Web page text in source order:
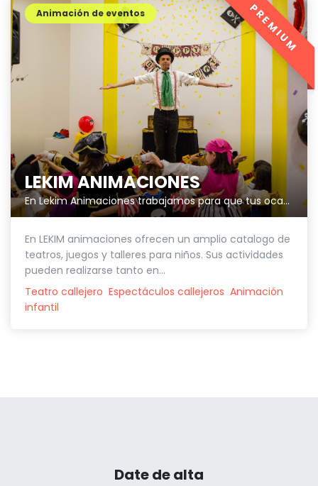
LEKIM ANIMACIONES
En Lekim Animaciones trabajamos para que tus ocasiones especiales sean únicas.
Animación de eventos
En LEKIM animaciones ofrecen un amplio catalogo de
teatros, juegos y talleres para niños. Sus actividades
pueden realizarse tanto en...
Teatro callejero Espectáculos callejeros Animación
infantil
PREMIUM
Date de alta